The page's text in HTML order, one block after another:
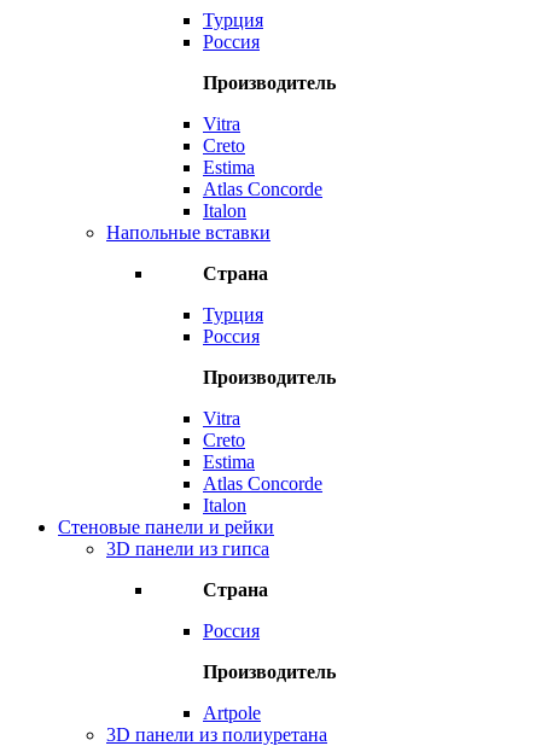
Турция
Россия
Производитель
Vitra
Creto
Estima
Atlas Concorde
Italon
Напольные вставки
Страна
Турция
Россия
Производитель
Vitra
Creto
Estima
Atlas Concorde
Italon
Стеновые панели и рейки
3D панели из гипса
Страна
Россия
Производитель
Artpole
3D панели из полиуретана